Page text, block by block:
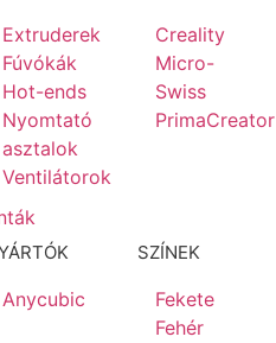
Extruderek
Fúvókák
Hot-ends
Nyomtató
asztalok
Ventilátorok
Creality
Micro-
Swiss
PrimaCreator
Anycubic
SZÍNEK
Fekete
Fehér